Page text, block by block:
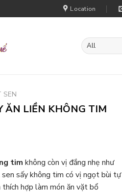
Location
SEN
ĂN LIỀN KHÔNG TIM
tim không còn vị đắng nhẹ như
sấy không tim có vị ngọt bùi tự
thích hợp làm món ăn vặt bổ